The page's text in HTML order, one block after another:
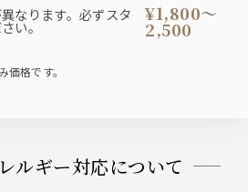
なります。必ずスタ
い。
¥1,800〜
2,500
価格です。
ルギー対応について